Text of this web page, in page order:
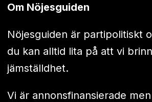
Om Nöjesguiden
Nöjesguiden är partipolitiskt
du kan alltid lita på att vi
jämställdhet.
Vi är annonsfinansierade